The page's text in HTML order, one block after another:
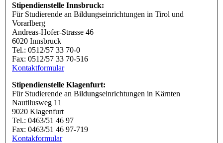
Stipendienstelle Innsbruck:
Für Studierende an Bildungseinrichtungen in Tirol und
Vorarlberg
Andreas-Hofer-Strasse 46
6020 Innsbruck
Tel.: 0512/57 33 70-0
Fax: 0512/57 33 70-516
Kontaktformular
Stipendienstelle Klagenfurt:
Für Studierende an Bildungseinrichtungen in Kärnten
Nautilusweg 11
9020 Klagenfurt
Tel.: 0463/51 46 97
Fax: 0463/51 46 97-719
Kontakformular